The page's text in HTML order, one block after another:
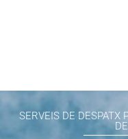
SERVEIS DE DESPATX